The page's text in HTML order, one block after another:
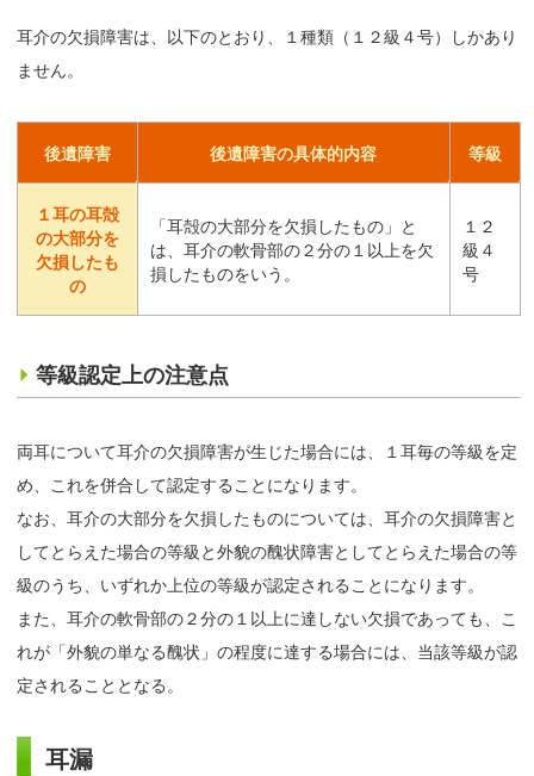
耳介の欠損障害は、以下のとおり、１種類（１２級４号）しかあり
ません。
後遺障害 後遺障害の具体的内容 等級
１耳の耳殻
の大部分を
欠損したも
の
「耳殻の大部分を欠損したもの」と
は、耳介の軟骨部の２分の１以上を欠
損したものをいう。
１２
級４
号
等級認定上の注意点
両耳について耳介の欠損障害が生じた場合には、１耳毎の等級を定
め、これを併合して認定することになります。
なお、耳介の大部分を欠損したものについては、耳介の欠損障害と
してとらえた場合の等級と外貌の醜状障害としてとらえた場合の等
級のうち、いずれか上位の等級が認定されることになります。
また、耳介の軟骨部の２分の１以上に達しない欠損であっても、こ
れが「外貌の単なる醜状」の程度に達する場合には、当該等級が認
定されることとなる。
耳漏